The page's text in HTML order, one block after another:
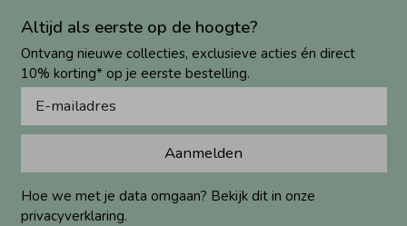
Altijd als eerste op de hoogte?
Ontvang nieuwe collecties, exclusieve acties én direct
10% korting* op je eerste bestelling.
Aanmelden
Hoe we met je data omgaan? Bekijk dit in onze
privacyverklaring.